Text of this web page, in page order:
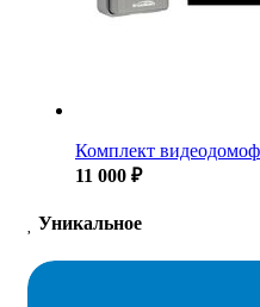
Комплект
11 000 ₽
Уникальное